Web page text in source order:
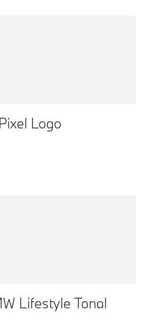
Logo
Lifestyle Tonal